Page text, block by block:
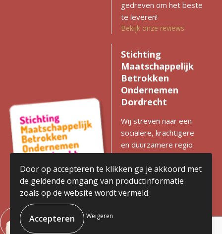
gedreven om het beste
te leveren!
Bekijk onze reviews
Stichting
Maatschappelijk
Betrokken
Ondernemen
Dordrecht
Wij streven naar een
socialere, krachtigere
en duurzamere regio
met gelijke kansen voor
iedereen. Zien we
kansen voor
verbetering? Dan
Door op accepteren te klikken ga je akkoord met
de geldende omgang van productinformatie
zoals op de website wordt vermeld.
Weigeren